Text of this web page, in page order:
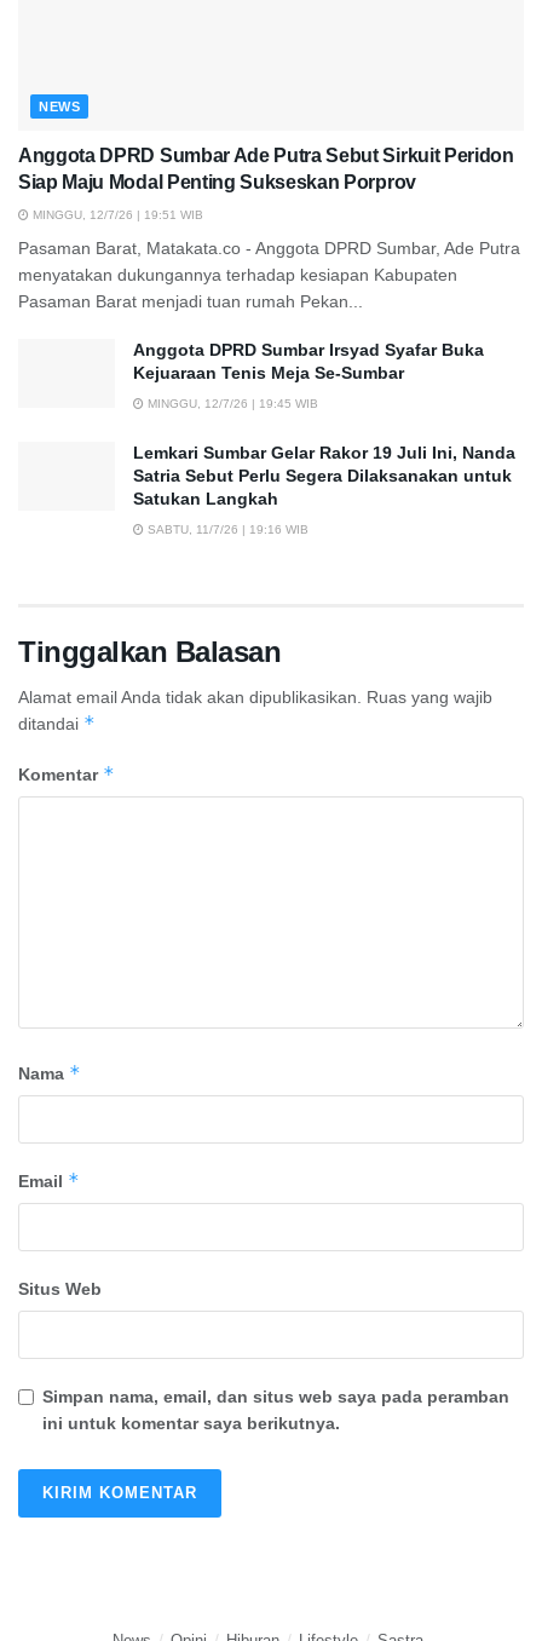
NEWS
Anggota DPRD Sumbar Ade Putra Sebut Sirkuit Peridon
Siap Maju Modal Penting Sukseskan Porprov
MINGGU, 12/7/26 | 19:51 WIB
Pasaman Barat, Matakata.co - Anggota DPRD Sumbar, Ade Putra
menyatakan dukungannya terhadap kesiapan Kabupaten
Pasaman Barat menjadi tuan rumah Pekan...
Anggota DPRD Sumbar Irsyad Syafar Buka
Kejuaraan Tenis Meja Se-Sumbar
MINGGU, 12/7/26 | 19:45 WIB
Lemkari Sumbar Gelar Rakor 19 Juli Ini, Nanda
Satria Sebut Perlu Segera Dilaksanakan untuk
Satukan Langkah
SABTU, 11/7/26 | 19:16 WIB
Tinggalkan Balasan
Alamat email Anda tidak akan dipublikasikan.
Ruas yang wajib
ditandai *
Komentar *
Nama *
Email *
Situs Web
Simpan nama, email, dan situs web saya pada peramban
ini untuk komentar saya berikutnya.